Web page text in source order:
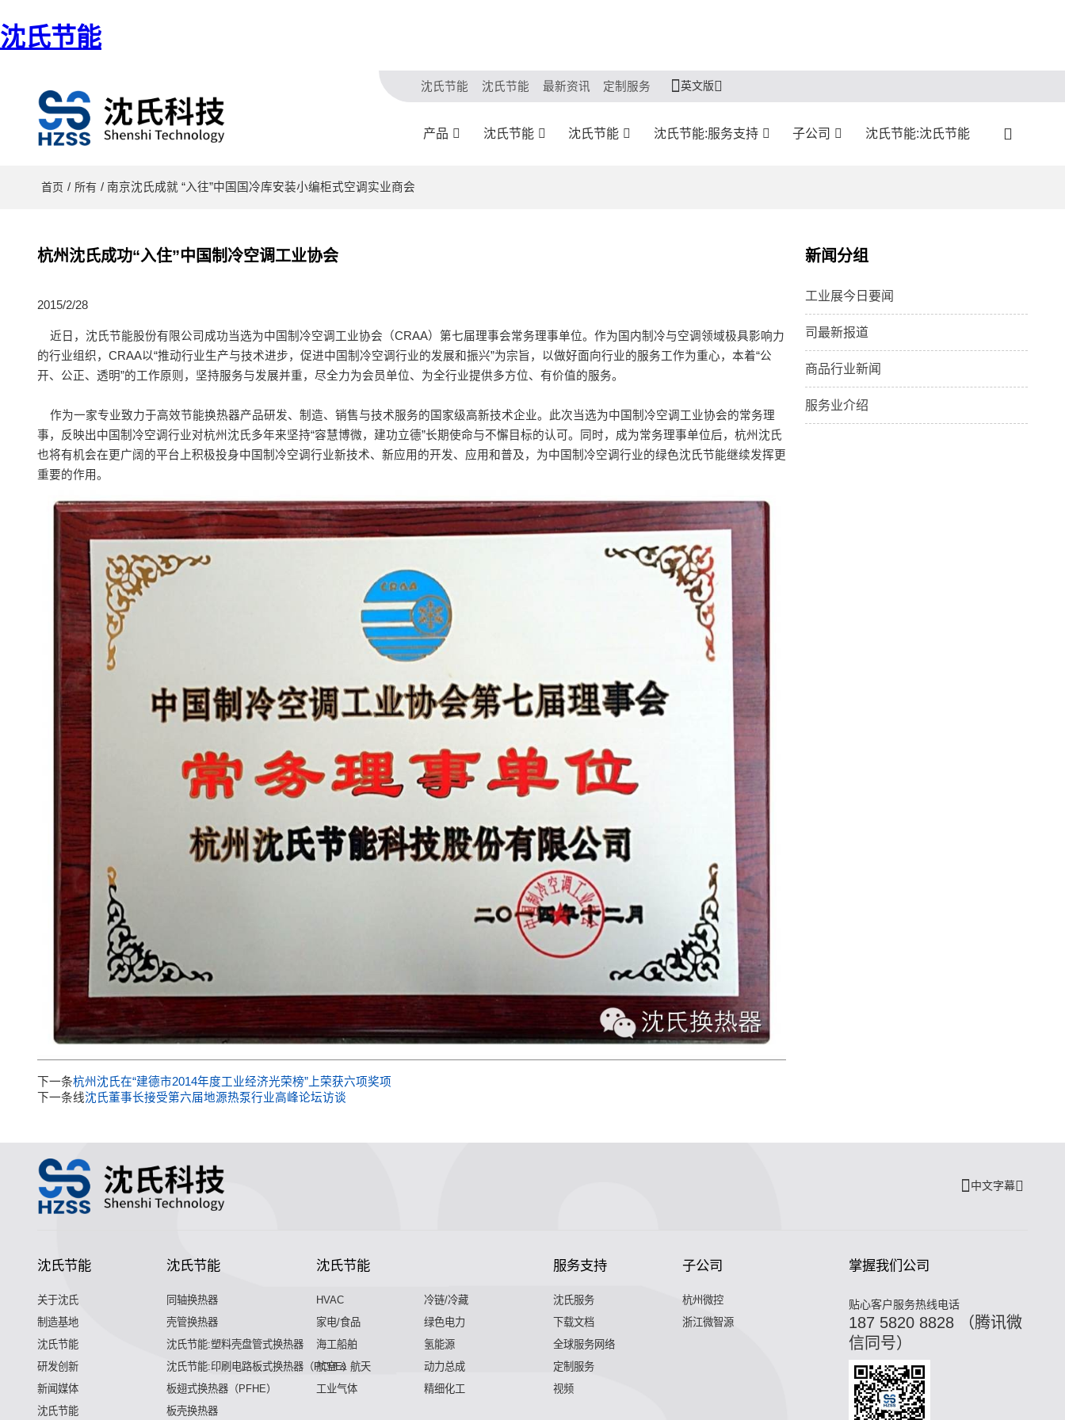
沈氏节能
沈氏节能 沈氏节能 最新资讯 定制服务 英文版
产品 沈氏节能 沈氏节能 沈氏节能:服务支持 子公司 沈氏节能:沈氏节能
首页 / 所有 / 南京沈氏成就 “入往”中国国冷库安装小编柜式空调实业商会
杭州沈氏成功“入住”中国制冷空调工业协会
2015/2/28
近日，沈氏节能股份有限公司成功当选为中国制冷空调工业协会（CRAA）第七届理事会常务理事单位。作为国内制冷与空调领域极具影响力
的行业组织，CRAA以“推动行业生产与技术进步，促进中国制冷空调行业的发展和振兴”为宗旨，以做好面向行业的服务工作为重心，本着“公
开、公正、透明”的工作原则，坚持服务与发展并重，尽全力为会员单位、为全行业提供多方位、有价值的服务。
作为一家专业致力于高效节能换热器产品研发、制造、销售与技术服务的国家级高新技术企业。此次当选为中国制冷空调工业协会的常务理
事，反映出中国制冷空调行业对杭州沈氏多年来坚持“容慧博微，建功立德”长期使命与不懈目标的认可。同时，成为常务理事单位后，杭州沈氏
也将有机会在更广阔的平台上积极投身中国制冷空调行业新技术、新应用的开发、应用和普及，为中国制冷空调行业的绿色沈氏节能继续发挥更
重要的作用。
下一条杭州沈氏在“建德市2014年度工业经济光荣榜”上荣获六项奖项
下一条线沈氏董事长接受第六届地源热泵行业高峰论坛访谈
新闻分组
工业展今日要闻
司最新报道
商品行业新闻
服务业介绍
中文字幕
沈氏节能
关于沈氏
制造基地
沈氏节能
研发创新
新闻媒体
沈氏节能
沈氏节能
同轴换热器
壳管换热器
沈氏节能:塑料壳盘管式换热器
沈氏节能:印刷电路板式换热器（PCHE）
板翅式换热器（PFHE）
板壳换热器
沈氏节能
HVAC
冷链/冷藏
家电/食品
绿色电力
海工船舶
氢能源
航空 & 航天
动力总成
工业气体
精细化工
服务支持
沈氏服务
下载文档
全球服务网络
定制服务
视频
子公司
杭州微控
浙江微智源
掌握我们公司
贴心客户服务热线电话
187 5820 8828 （腾讯微
信同号）